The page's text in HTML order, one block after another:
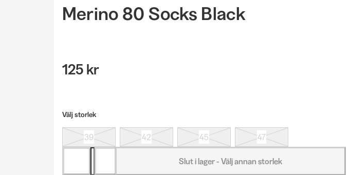
Merino 80 Socks Black
125 kr
Välj storlek
39 42 45 47
Slut i lager - Välj annan storlek